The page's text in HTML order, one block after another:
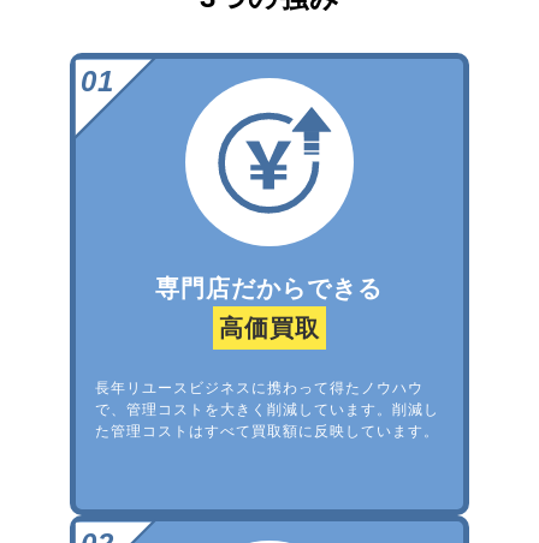
専門店だからできる
高価買取
長年リユースビジネスに携わって得たノウハウ
で、管理コストを大きく削減しています。削減し
た管理コストはすべて買取額に反映しています。